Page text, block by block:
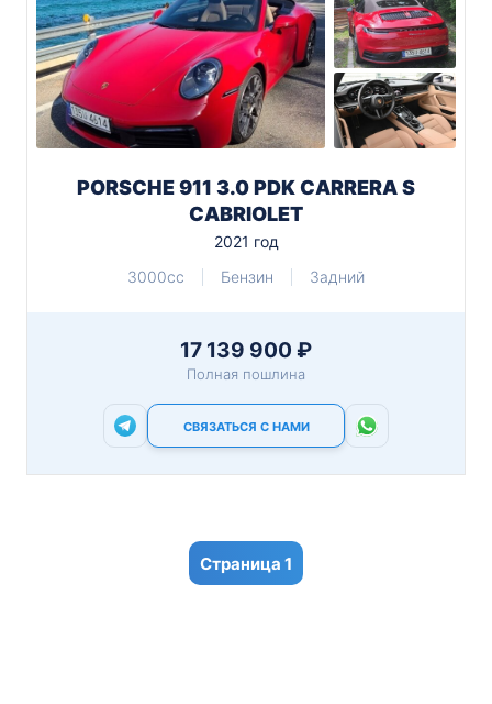
PORSCHE 911 3.0 PDK CARRERA S
CABRIOLET
2021 год
3000cc
Бензин Задний
17 139 900 ₽
Полная пошлина
СВЯЗАТЬСЯ С НАМИ
1